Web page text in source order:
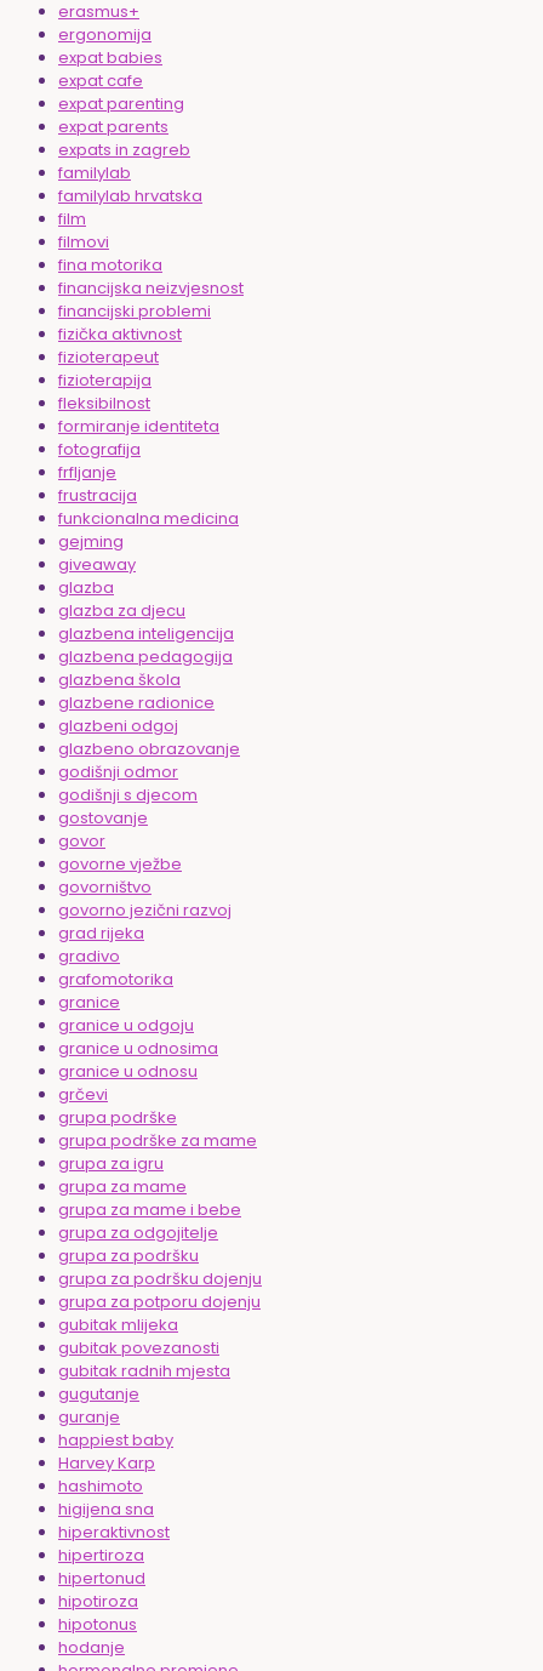
erasmus+
ergonomija
expat babies
expat cafe
expat parenting
expat parents
expats in zagreb
familylab
familylab hrvatska
film
filmovi
fina motorika
financijska neizvjesnost
financijski problemi
fizička aktivnost
fizioterapeut
fizioterapija
fleksibilnost
formiranje identiteta
fotografija
frfljanje
frustracija
funkcionalna medicina
gejming
giveaway
glazba
glazba za djecu
glazbena inteligencija
glazbena pedagogija
glazbena škola
glazbene radionice
glazbeni odgoj
glazbeno obrazovanje
godišnji odmor
godišnji s djecom
gostovanje
govor
govorne vježbe
govorništvo
govorno jezični razvoj
grad rijeka
gradivo
grafomotorika
granice
granice u odgoju
granice u odnosima
granice u odnosu
grčevi
grupa podrške
grupa podrške za mame
grupa za igru
grupa za mame
grupa za mame i bebe
grupa za odgojitelje
grupa za podršku
grupa za podršku dojenju
grupa za potporu dojenju
gubitak mlijeka
gubitak povezanosti
gubitak radnih mjesta
gugutanje
guranje
happiest baby
Harvey Karp
hashimoto
higijena sna
hiperaktivnost
hipertiroza
hipertonud
hipotiroza
hipotonus
hodanje